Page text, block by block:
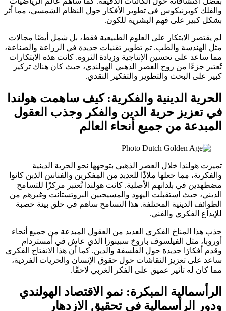
والفلك كوبرنيكوس في تطوير الأفكار حول النظام الشمسي، مما أثر
بشكل كبير على فهم البشرية للكون.
لم يقتصر الابتكار على العلوم الطبيعية فقط، بل شمل أيضًا مجالات
مثل الهندسة والطب. تم تطوير تقنيات جديدة في الزراعة والصناعة،
مما ساعد على تحسين الإنتاجية وزيادة الثروة. كانت هذه الابتكارات
تُعتبر جزءًا من روح العصر الذهبي الهولندي، حيث كان هناك تركيز
كبير على البحث والتطوير والتفكير النقدي.
الحرية الدينية والفكرية: كيف ساهمت هولندا
في تعزيز حرية الدين والفكر وجذب العقول
المبدعة من جميع أنحاء العالم
تميزت هولندا خلال العصر الذهبي بتوجهها نحو الحرية الدينية
والفكرية، مما جعلها ملاذًا للعديد من المفكرين والفنانين الذين كانوا
مضطهدين في بلدانهم الأصلية. كانت هولندا تُعتبر مركزًا للتسامح
الديني، حيث استقبلت اليهود والمسيحيين البروتستانت وغيرهم من
الطوائف الدينية المختلفة. هذا التسامح ساهم في خلق بيئة خصبة
للإبداع الفكري والفني.
جذب هذا المناخ الفكري العديد من العقول المبدعة من جميع أنحاء
أوروبا، مثل الفيلسوف باروخ سبينوزا الذي عاش في أمستردام
وقدم أفكارًا جديدة حول الفلسفة والدين. كما أن هذا الانفتاح الفكري
ساعد على تعزيز النقاشات حول حقوق الإنسان والحريات الفردية،
مما كان له تأثير عميق على الفكر الغربي لاحقًا.
الرأسمالية المبكرة: نمو الاقتصاد الهولندي
ودور الرأسمالية في تحقيق الازدهار